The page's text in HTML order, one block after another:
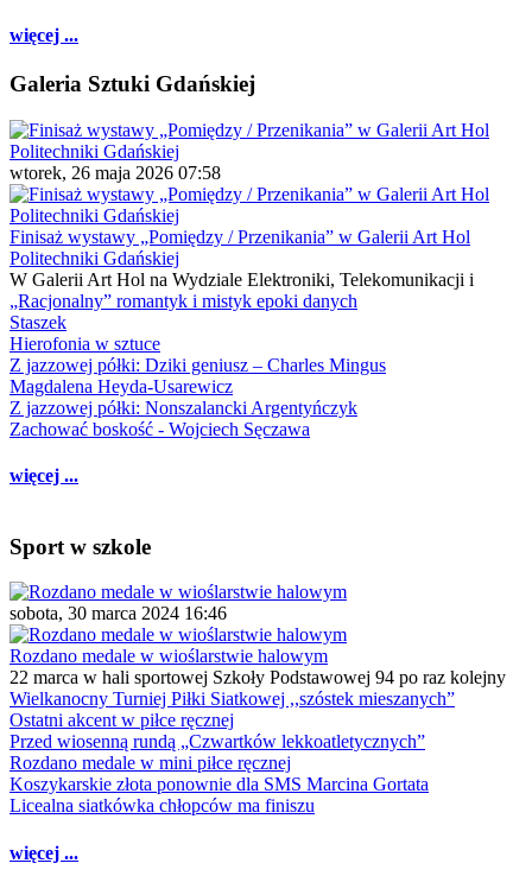
więcej ...
Galeria Sztuki Gdańskiej
wtorek, 26 maja 2026 07:58
Finisaż wystawy „Pomiędzy / Przenikania” w Galerii Art Hol
Politechniki Gdańskiej
W Galerii Art Hol na Wydziale Elektroniki, Telekomunikacji i
„Racjonalny” romantyk i mistyk epoki danych
Staszek
Hierofonia w sztuce
Z jazzowej półki: Dziki geniusz – Charles Mingus
Magdalena Heyda-Usarewicz
Z jazzowej półki: Nonszalancki Argentyńczyk
Zachować boskość - Wojciech Sęczawa
więcej ...
Sport w szkole
sobota, 30 marca 2024 16:46
Rozdano medale w wioślarstwie halowym
22 marca w hali sportowej Szkoły Podstawowej 94 po raz kolejny
Wielkanocny Turniej Piłki Siatkowej ,,szóstek mieszanych”
Ostatni akcent w piłce ręcznej
Przed wiosenną rundą „Czwartków lekkoatletycznych”
Rozdano medale w mini piłce ręcznej
Koszykarskie złota ponownie dla SMS Marcina Gortata
Licealna siatkówka chłopców ma finiszu
więcej ...